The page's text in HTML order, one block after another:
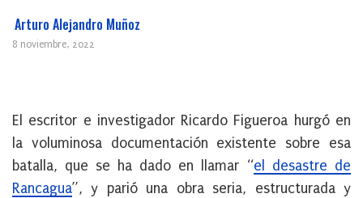
Arturo Alejandro Muñoz
8 noviembre, 2022
El escritor e investigador Ricardo Figueroa hurgó en
la voluminosa documentación existente sobre esa
batalla, que se ha dado en llamar “el desastre de
Rancagua”, y parió una obra seria, estructurada y